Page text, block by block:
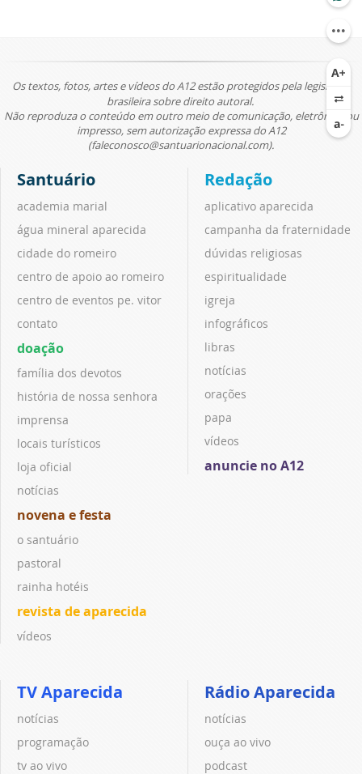
Os textos, fotos, artes e vídeos do A12 estão protegidos pela legislação
brasileira sobre direito autoral.
Não reproduza o conteúdo em outro meio de comunicação, eletrônico ou
impresso, sem autorização expressa do A12
(faleconosco@santuarionacional.com).
Santuário
academia marial
água mineral aparecida
cidade do romeiro
centro de apoio ao romeiro
centro de eventos pe. vitor
contato
doação
família dos devotos
história de nossa senhora
imprensa
locais turísticos
loja oficial
notícias
novena e festa
o santuário
pastoral
rainha hotéis
revista de aparecida
vídeos
Redação
aplicativo aparecida
campanha da fraternidade
dúvidas religiosas
espiritualidade
igreja
infográficos
libras
notícias
orações
papa
vídeos
anuncie no A12
TV Aparecida
notícias
programação
tv ao vivo
Rádio Aparecida
notícias
ouça ao vivo
podcast